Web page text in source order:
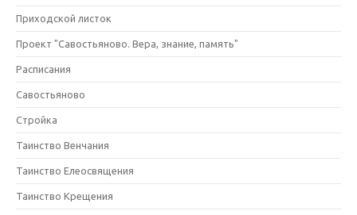
Приходской листок
Проект "Савостьяново. Вера, знание, память"
Расписания
Савостьяново
Стройка
Таинство Венчания
Таинство Елеосвящения
Таинство Крещения